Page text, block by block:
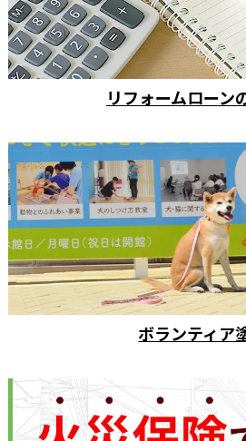
リフォームローン
ボランティア